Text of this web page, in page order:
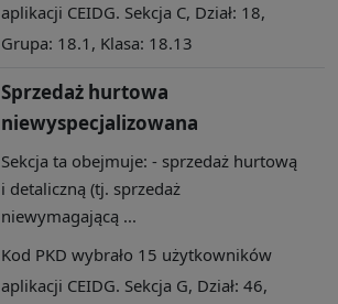
aplikacji CEIDG. Sekcja C, Dział: 18,
Grupa: 18.1, Klasa: 18.13
Sprzedaż hurtowa
niewyspecjalizowana
Sekcja ta obejmuje: - sprzedaż hurtową
i detaliczną (tj. sprzedaż
niewymagającą ...
Kod PKD wybrało 15 użytkowników
aplikacji CEIDG. Sekcja G, Dział: 46,